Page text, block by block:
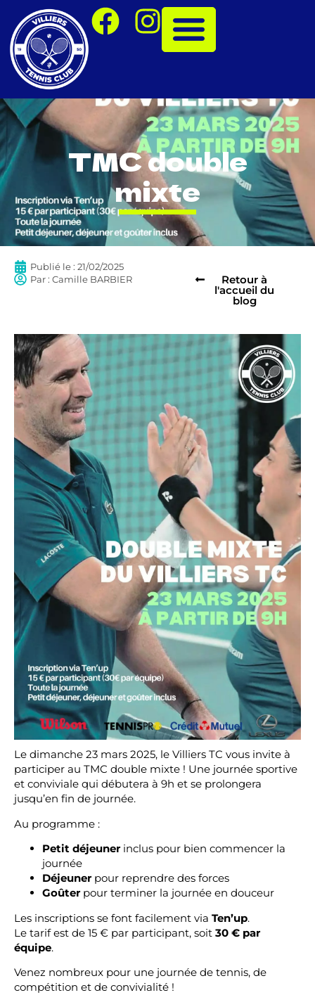
TMC double
mixte
Publié le : 21/02/2025
Par : Camille BARBIER Retour à
l'accueil du
blog
Le dimanche 23 mars 2025, le Villiers TC vous invite à
participer au TMC double mixte ! Une journée sportive
et conviviale qui débutera à 9h et se prolongera
jusqu’en fin de journée.
Au programme :
Petit déjeunerinclus pour bien commencer la
journée
Déjeunerpour reprendre des forces
Goûterpour terminer la journée en douceur
Les inscriptions se font facilement via Ten’up.
Le tarif est de 15 € par participant, soit 30 € par
équipe.
Venez nombreux pour une journée de tennis, de
compétition et de convivialité !